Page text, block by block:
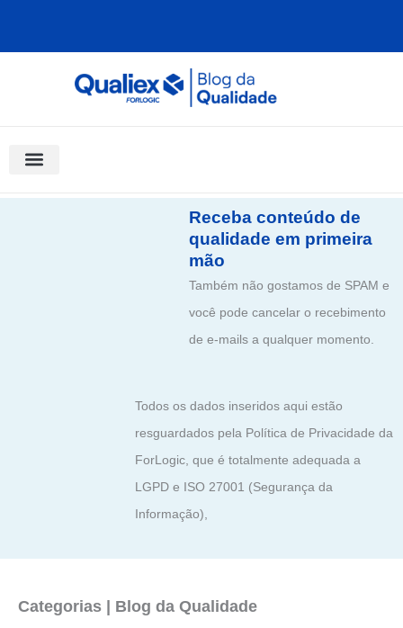
Receba conteúdo de
qualidade em primeira
mão
Também não gostamos de SPAM e
você pode cancelar o recebimento
de e-mails a qualquer momento.
Todos os dados inseridos aqui estão
resguardados pela Política de Privacidade da
ForLogic, que é totalmente adequada a
LGPD e ISO 27001 (Segurança da
Informação),
Categorias | Blog da Qualidade